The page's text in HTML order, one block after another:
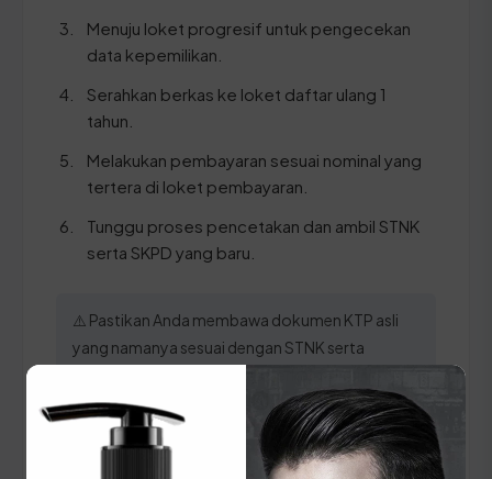
Menuju loket progresif untuk pengecekan
data kepemilikan.
Serahkan berkas ke loket daftar ulang 1
tahun.
Melakukan pembayaran sesuai nominal yang
tertera di loket pembayaran.
Tunggu proses pencetakan dan ambil STNK
serta SKPD yang baru.
⚠️ Pastikan Anda membawa dokumen KTP asli
yang namanya sesuai dengan STNK serta
dengan database digital SAMSAT untuk
menghindari penolakan berkas.